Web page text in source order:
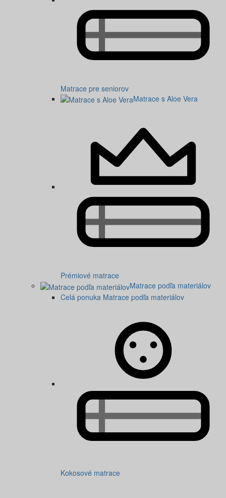
Matrace pre seniorov
Matrace s Aloe Vera
Prémiové matrace
Matrace podľa materiálov
Celá ponuka Matrace podľa materiálov
Kokosové matrace